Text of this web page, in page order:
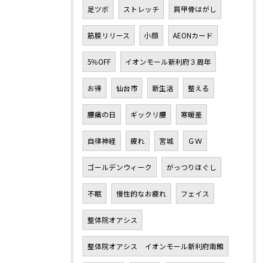
足ツボ ストレッチ 肩甲骨はがし
筋膜リリース 小顔 AEONカード
5％OFF イオンモール新利府３周年
お得 仙台市 新生活 整える
腰痛の日 ギックリ腰 寒暖差
自律神経 疲れ 宮城 ＧＷ
ゴールデンウィーク がっつりほぐし
不眠 慢性的なお疲れ フェイス
整体院オアシス
整体院オアシス イオンモール新利府南館